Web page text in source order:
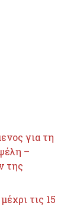
για τη
–
της
τις 15